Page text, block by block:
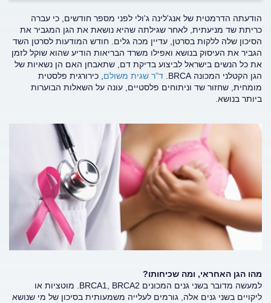
הודעתה הדרמטית של אנג'לינה ג'ולי לפני מספר חודשים, כי עברה
כריתת שד מניעתית, לאחר שגילתה שהיא נושאת את הגן המגביר את
הסיכון שלה ללקות בסרטן, עדיין מכה גלים. חודש המודעות לסרטן השד
הגביר את העיסוק בנושא ואפילו משרד הבריאות הודיע שהוא שוקל לזמן
את כל הנשים בישראל לביצוע בדיקת דם, שתאבחן האם הן נשאיות של
הגן הקטלני המכונה BRCA.
ד"ר שגית משולם, כירורגית פלסטית
מומחית, שחזור שד וניתוחים פלסטיים, עונה על השאלות הבוערות
ביותר בנושא.
מהו הגן האחראי, ומה שכיחותו?
למעשה מדובר בשני גנים המכונים BRCA1, BRCA2. מוטציות או
ליקויים בשני גנים אלה, גורמים לעלייה משמעותית בסיכון של מי שנושא